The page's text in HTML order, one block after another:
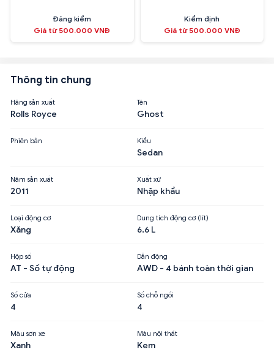
Đăng kiểm
Giá từ 500.000 VNĐ
Kiểm định
Giá từ 500.000 VNĐ
Thông tin chung
Hãng sản xuất
Rolls Royce
Tên
Ghost
Phiên bản Kiểu
Sedan
Năm sản xuất
2011
Xuất xứ
Nhập khẩu
Loại động cơ
Xăng
Dung tích động cơ (lít)
6.6 L
Hộp số
AT - Số tự động
Dẫn động
AWD - 4 bánh toàn thời gian
Số cửa
4
Số chỗ ngồi
4
Màu sơn xe
Xanh
Màu nội thất
Kem